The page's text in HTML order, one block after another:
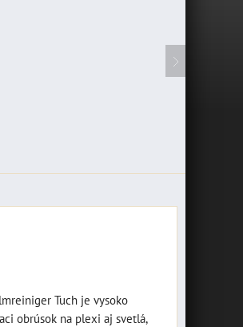
Tuch je vysoko
obrúsok na plexi aj svetlá,